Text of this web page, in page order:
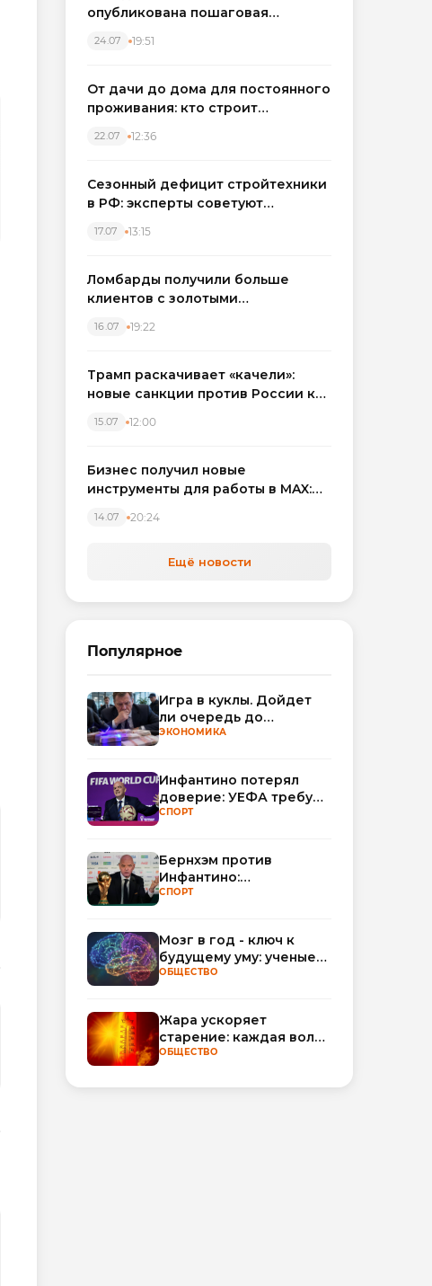
опубликована пошаговая
налоговых льгот для инвесторов
24.07 19:51
От дачи до дома для постоянного
проживания: кто строит
Западном регионе
22.07 12:36
Сезонный дефицит стройтехники
в РФ: эксперты советуют
17.07 13:15
Ломбарды получили больше
клиентов с золотыми
вырос на фоне подорожания
16.07 19:22
Трамп раскачивает «качели»:
новые санкции против России как
15.07 12:00
Бизнес получил новые
инструменты для работы в MAX:
автоматизируют обработку
14.07 20:24
Ещё новости
Популярное
Игра в куклы. Дойдет
ли очередь до
Миллера?
ЭКОНОМИКА
Инфантино потерял
доверие: УЕФА требует
смены руководства
СПОРТ
Бернхэм против
Инфантино:
политический кризис в
СПОРТ
Мозг в год - ключ к
будущему уму: ученые
научились
ОБЩЕСТВО
Жара ускоряет
старение: каждая волна
тепла добавляет
биологического
ОБЩЕСТВО